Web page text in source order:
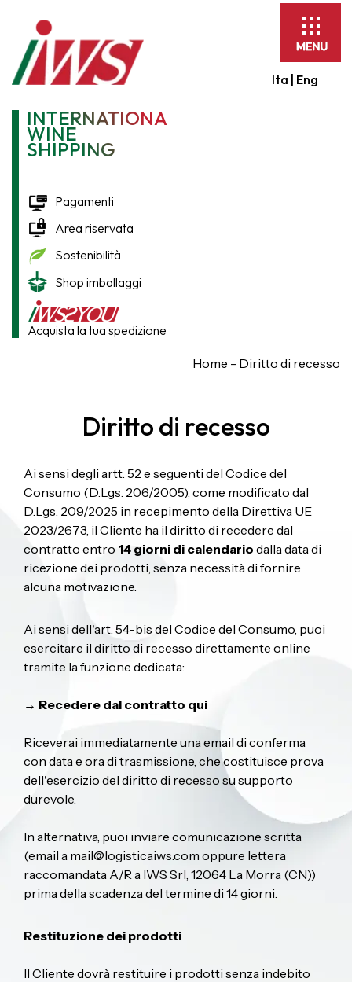
Ita | Eng
INTERNATIONAL
WINE
SHIPPING
Pagamenti
Area riservata
Sostenibilità
Shop imballaggi
Acquista la tua spedizione
Espandi
barra
di
Home - Diritto di recesso
Diritto di recesso
Ai sensi degli artt. 52 e seguenti del Codice del
Consumo (D.Lgs. 206/2005), come modificato dal
D.Lgs. 209/2025 in recepimento della Direttiva UE
2023/2673, il Cliente ha il diritto di recedere dal
contratto entro 14 giorni di calendario dalla data di
ricezione dei prodotti, senza necessità di fornire
alcuna motivazione.
Ai sensi dell'art. 54-bis del Codice del Consumo, puoi
esercitare il diritto di recesso direttamente online
tramite la funzione dedicata:
→ Recedere dal contratto qui
Riceverai immediatamente una email di conferma
con data e ora di trasmissione, che costituisce prova
dell'esercizio del diritto di recesso su supporto
durevole.
In alternativa, puoi inviare comunicazione scritta
(email a mail@logisticaiws.com oppure lettera
raccomandata A/R a IWS Srl, 12064 La Morra (CN))
prima della scadenza del termine di 14 giorni.
Restituzione dei prodotti
Il Cliente dovrà restituire i prodotti senza indebito